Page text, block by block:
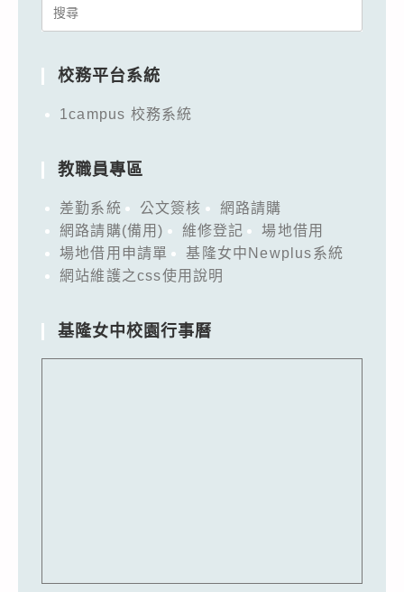
Search
校務平台系統
1campus 校務系統
教職員專區
差勤系統 公文簽核
網路請購
網路請購(備用)
維修登記
場地借用
場地借用申請單
基隆女中Newplus系統
網站維護之css使用說明
基隆女中校園行事曆